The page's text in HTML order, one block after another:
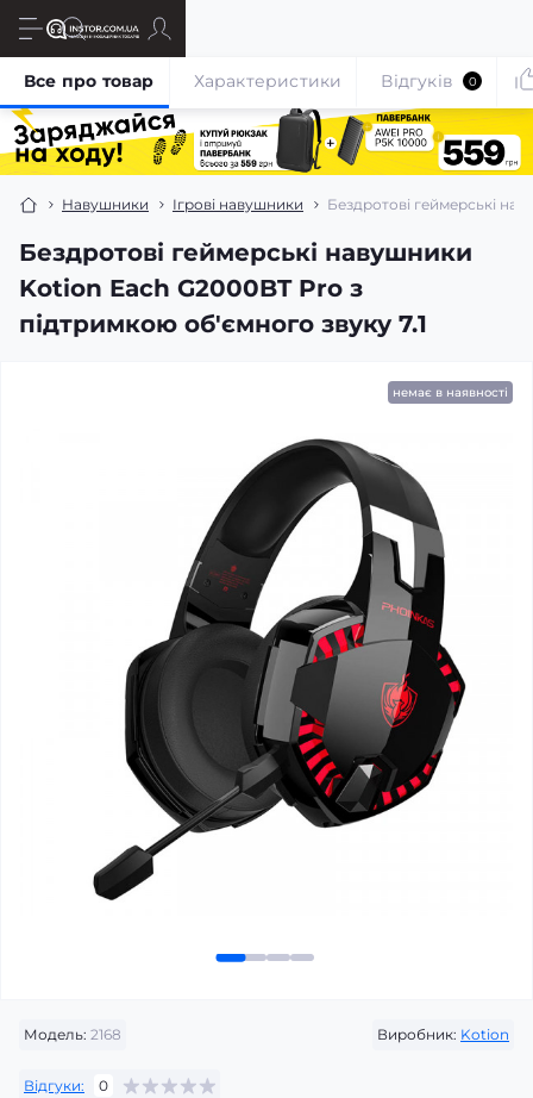
Навушники Ігрові навушники Бездротові геймерські
Бездротові геймерські навушники
Kotion Each G2000BT Pro з
підтримкою об'ємного звуку 7.1
Все про товар Характеристики Відгуків 0
немає в наявності
Модель: 2168 Виробник: Kotion
Відгуки: 0